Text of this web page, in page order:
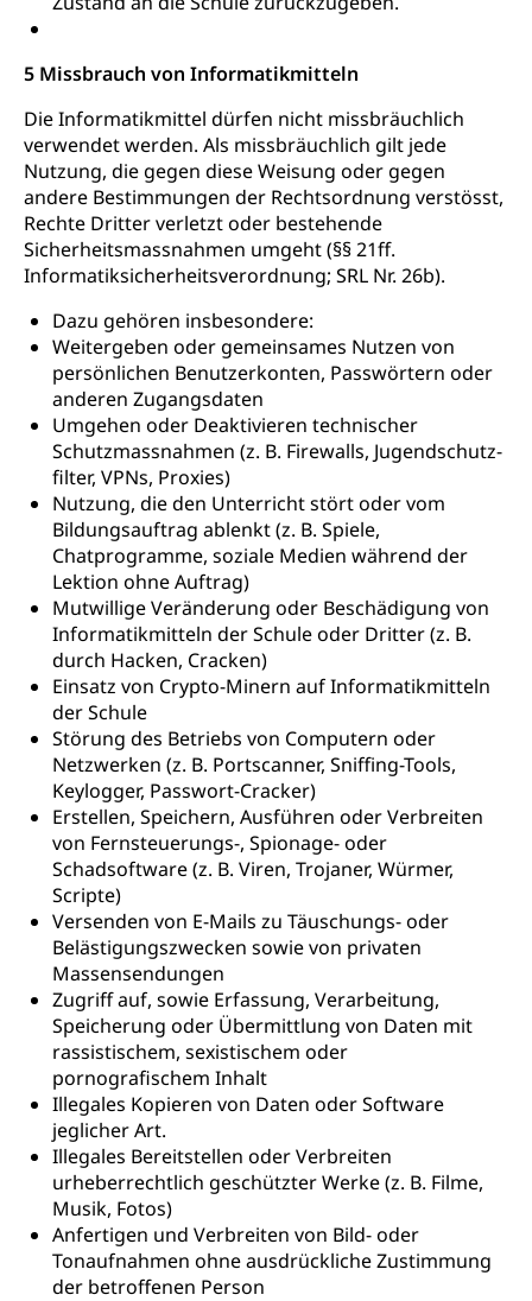
5 Missbrauch von Informatikmitteln
Die Informatikmittel dürfen nicht missbräuchlich
verwendet werden. Als missbräuchlich gilt jede
Nutzung, die gegen diese Weisung oder gegen
andere Bestimmungen der Rechtsordnung verstösst,
Rechte Dritter verletzt oder bestehende
Sicherheitsmassnahmen umgeht (§§ 21ff.
Informatiksicherheitsverordnung; SRL Nr. 26b).
Dazu gehören insbesondere:
Weitergeben oder gemeinsames Nutzen von
persönlichen Benutzerkonten, Passwörtern oder
anderen Zugangsdaten
Umgehen oder Deaktivieren technischer
Schutzmassnahmen (z. B. Firewalls, Jugendschutz-
filter, VPNs, Proxies)
Nutzung, die den Unterricht stört oder vom
Bildungsauftrag ablenkt (z. B. Spiele,
Chatprogramme, soziale Medien während der
Lektion ohne Auftrag)
Mutwillige Veränderung oder Beschädigung von
Informatikmitteln der Schule oder Dritter (z. B.
durch Hacken, Cracken)
Einsatz von Crypto-Minern auf Informatikmitteln
der Schule
Störung des Betriebs von Computern oder
Netzwerken (z. B. Portscanner, Sniffing-Tools,
Keylogger, Passwort-Cracker)
Erstellen, Speichern, Ausführen oder Verbreiten
von Fernsteuerungs-, Spionage- oder
Schadsoftware (z. B. Viren, Trojaner, Würmer,
Scripte)
Versenden von E-Mails zu Täuschungs- oder
Belästigungszwecken sowie von privaten
Massensendungen
Zugriff auf, sowie Erfassung, Verarbeitung,
Speicherung oder Übermittlung von Daten mit
rassistischem, sexistischem oder
pornografischem Inhalt
Illegales Kopieren von Daten oder Software
jeglicher Art.
Illegales Bereitstellen oder Verbreiten
urheberrechtlich geschützter Werke (z. B. Filme,
Musik, Fotos)
Anfertigen und Verbreiten von Bild- oder
Tonaufnahmen ohne ausdrückliche Zustimmung
der betroffenen Person